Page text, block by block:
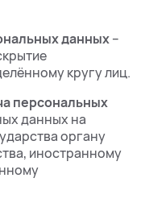
данных–
кругу лиц.
персональных
данных на
органу
иностранному